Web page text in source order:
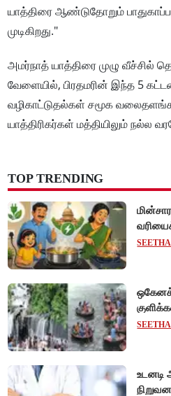
யாத்திரை ஆண்டுதோறும்
முடிகிறது."
அமர்நாத் யாத்திரை முழு வீச்சில்
வேளையில், பிரதமரின் இந்த 5
வழிகாட்டுதல்கள் சமூக
யாத்திரிகர்கள் மத்தியிலும் நல்ல
TOP TRENDING
SEETHA
SEETHA
உடனடி